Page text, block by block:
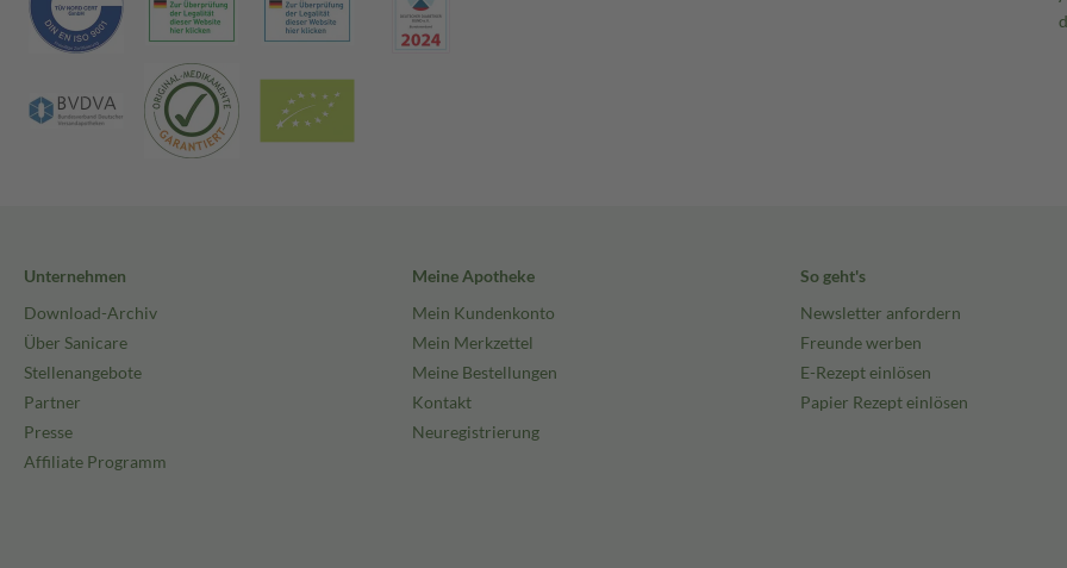
Unternehmen
Download-Archiv
Über Sanicare
Stellenangebote
Partner
Presse
Affiliate Programm
Meine Apotheke
Mein Kundenkonto
Mein Merkzettel
Meine Bestellungen
Kontakt
Neuregistrierung
So geht's
Newsletter anfordern
Freunde werben
E-Rezept einlösen
Papier Rezept einlösen